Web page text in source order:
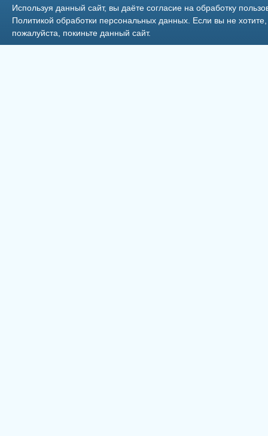
Используя данный сайт, вы даёте согласие на обработку
Политикой обработки персональных данных . Если вы не
пожалуйста, покиньте данный сайт.